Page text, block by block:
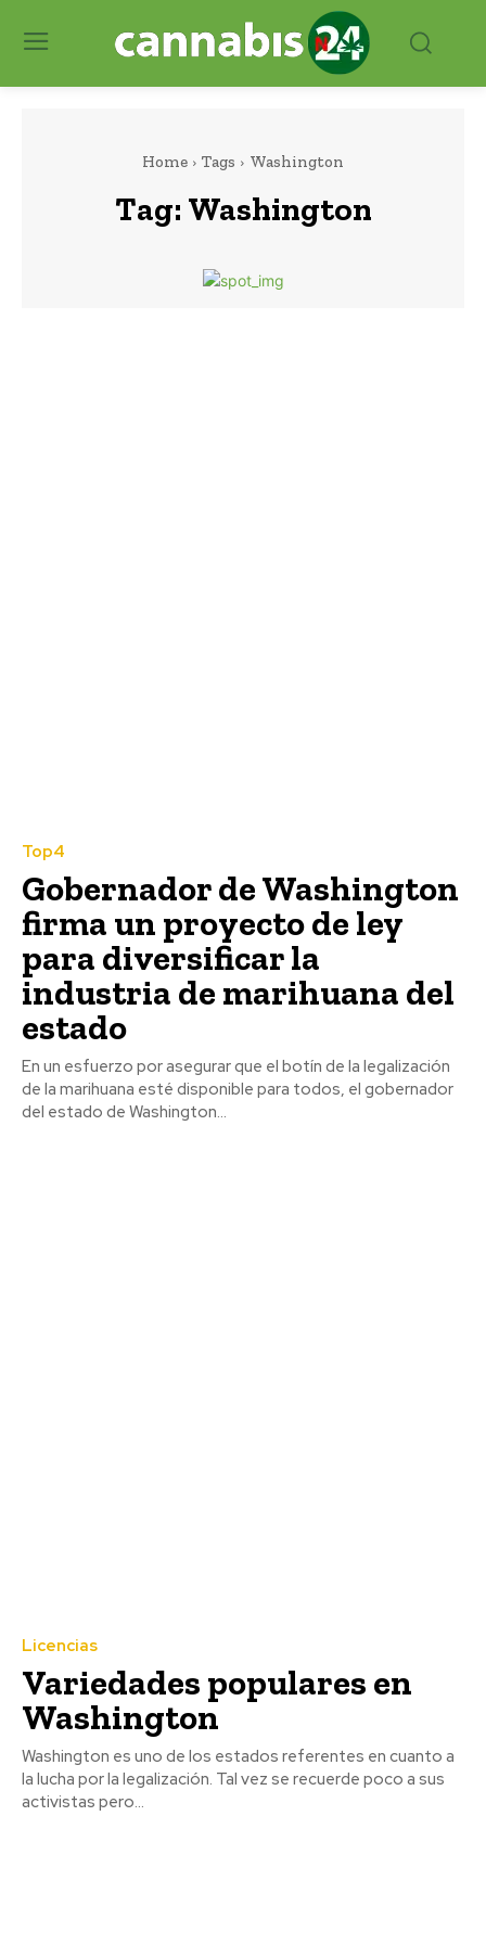
Home Tags Washington
Tag: Washington
Top4
Gobernador de Washington
firma un proyecto de ley
para diversificar la
industria de marihuana del
estado
En un esfuerzo por asegurar que el botín de la legalización
de la marihuana esté disponible para todos, el gobernador
del estado de Washington...
Licencias
Variedades populares en
Washington
Washington es uno de los estados referentes en cuanto a
la lucha por la legalización. Tal vez se recuerde poco a sus
activistas pero...